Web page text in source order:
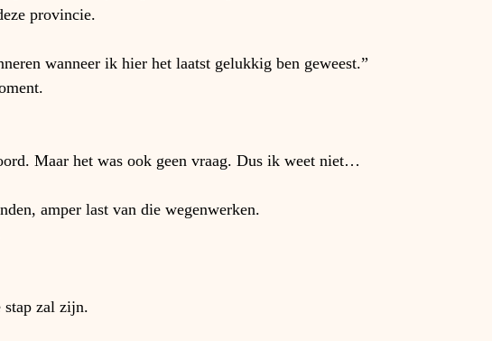
provincie.
wanneer ik hier het laatst gelukkig ben geweest.”
Maar het was ook geen vraag. Dus ik weet niet…
amper last van die wegenwerken.
stap zal zijn.